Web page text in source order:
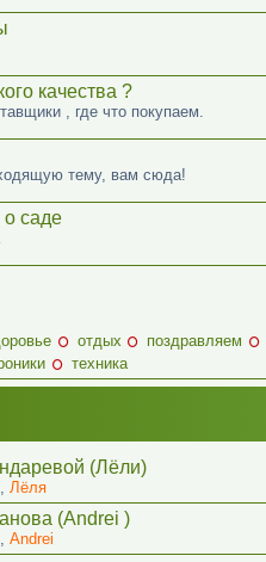
качества ?
, где что покупаем.
тему, вам сюда!
саде
отдых поздравляем
техника
(Лёли)
Лёля
(Andrei )
Andrei